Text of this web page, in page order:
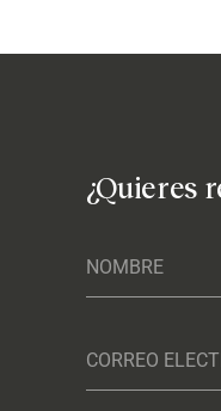
¿Quieres